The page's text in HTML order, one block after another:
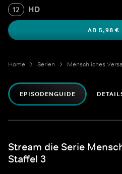
12 HD
AB 5,98 €
Home Serien Menschliches
EPISODENGUIDE
Stream die Serie
Staffel 3